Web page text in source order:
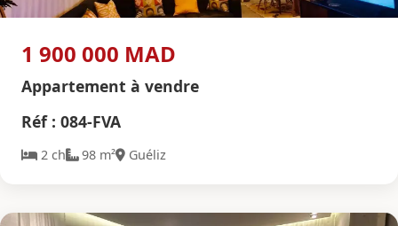
1 900 000 MAD
Appartement à vendre
Réf : 084-FVA
2 ch 98 m² Guéliz